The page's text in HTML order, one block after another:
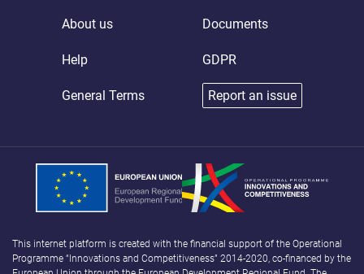
About us
Help
General Terms
Documents
GDPR
Report an issue
This internet platform is created with the financial support of the Operational
Programme “Innovations and Competitiveness” 2014-2020, co-financed by the